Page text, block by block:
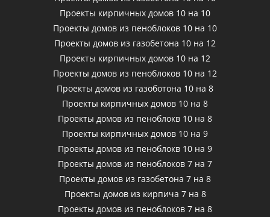
Проекты кирпичных домов 10 на 10
Проекты домов из пеноблоков 10 на 10
Проекты домов из газобетона 10 на 12
Проекты кирпичных домов 10 на 12
Проекты домов из пеноблоков 10 на 12
Проекты домов из газоботона 10 на 8
Проекты кирпичных домов 10 на 8
Проекты домов из пеноблокв 10 на 8
Проекты кирпичных домов 10 на 9
Проекты домов из пеноблокв 10 на 9
Проекты домов из пеноблоков 7 на 7
Проекты домов из газобетона 7 на 8
Проекты домов из кирпича 7 на 8
Проекты домов из пеноблоков 7 на 8